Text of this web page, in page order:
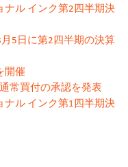
ル インク第2四半期決
5日に第2四半期の決算
開催
常買付の承認を発表
ル インク第1四半期決